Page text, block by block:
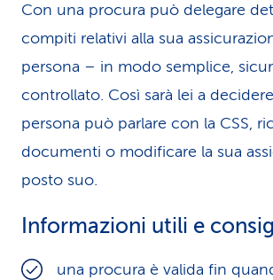
d
i
s
e
r
i
z
Con una procura può delegare
compiti relativi alla sua
persona – in modo semplice,
controllato. Così sarà lei a
persona può parlare con la CSS,
documenti o modificare la sua
posto suo.
Informazioni utili e
una procura è valida fin